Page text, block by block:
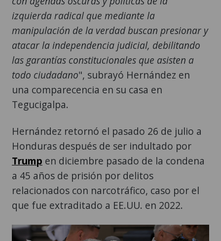
izquierda radical que mediante la
manipulación de la verdad buscan presionar y
atacar la independencia judicial, debilitando
las garantías constitucionales que asisten a
todo ciudadano", subrayó Hernández en
una comparecencia en su casa en
Tegucigalpa.
Hernández retornó el pasado 26 de julio a
Honduras después de ser indultado por
Trump en diciembre pasado de la condena
a 45 años de prisión por delitos
relacionados con narcotráfico, caso por el
que fue extraditado a EE.UU. en 2022.